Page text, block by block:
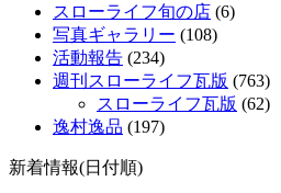
スローライフ旬の店 (6)
写真ギャラリー (108)
活動報告 (234)
週刊スローライフ瓦版 (763)
スローライフ瓦版 (62)
逸村逸品 (197)
新着情報(日付順)